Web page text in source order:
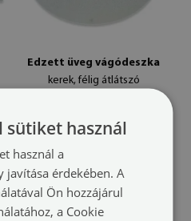
Edzett üveg vágódeszka
kerek, félig átlátszó
méret -tól: fi30 cm
sütiket használ
használ a
javítása érdekében. A
Ön hozzájárul
a Cookie